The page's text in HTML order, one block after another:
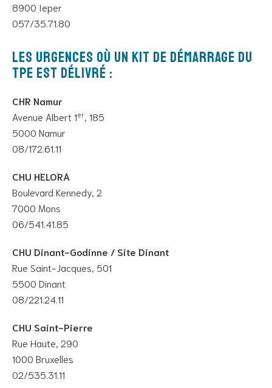
8900 Ieper
057/35.71.80
Les urgences où un kit de démarrage du
TPE est délivré :
CHR Namur
Avenue Albert 1er, 185
5000 Namur
08/172.61.11
CHU HELORA
Boulevard Kennedy, 2
7000 Mons
06/541.41.85
CHU Dinant-Godinne / Site Dinant
Rue Saint-Jacques, 501
5500 Dinant
08/221.24.11
CHU Saint-Pierre
Rue Haute, 290
1000 Bruxelles
02/535.31.11